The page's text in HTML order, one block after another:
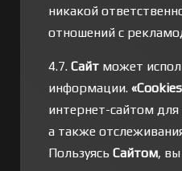
никакой
отношений с
4.7. Сайт может
информации.
интернет-сайтом для
а также
Пользуясь Сайтом,